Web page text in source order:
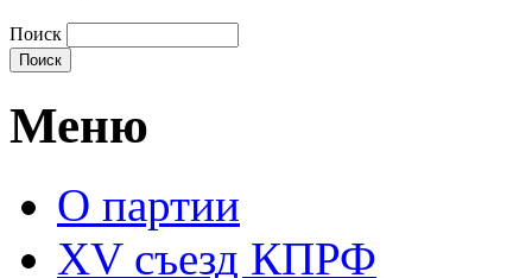
Поиск
Меню
О партии
XV съезд КПРФ